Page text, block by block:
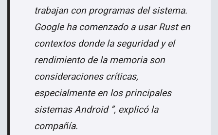
trabajan con programas del sistema.
Google ha comenzado a usar Rust en
contextos donde la seguridad y el
rendimiento de la memoria son
consideraciones críticas,
especialmente en los principales
sistemas Android ”, explicó la
compañía.